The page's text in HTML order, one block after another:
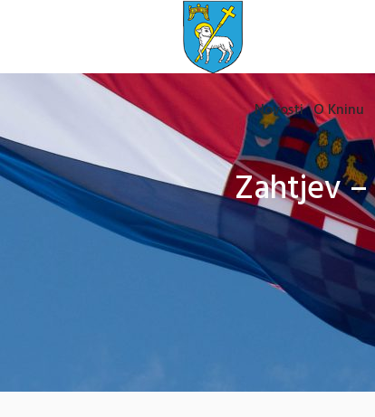
Novosti O Kninu
Zahtjev –